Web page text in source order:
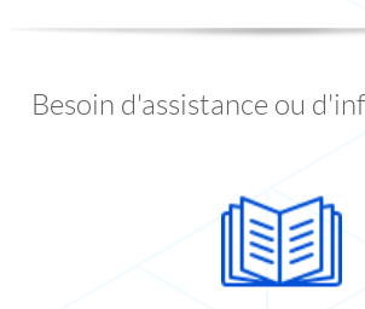
Besoin d'assistance ou